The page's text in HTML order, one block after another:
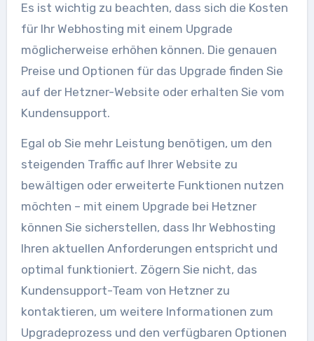
Es ist wichtig zu beachten, dass sich die Kosten
für Ihr Webhosting mit einem Upgrade
möglicherweise erhöhen können. Die genauen
Preise und Optionen für das Upgrade finden Sie
auf der Hetzner-Website oder erhalten Sie vom
Kundensupport.
Egal ob Sie mehr Leistung benötigen, um den
steigenden Traffic auf Ihrer Website zu
bewältigen oder erweiterte Funktionen nutzen
möchten – mit einem Upgrade bei Hetzner
können Sie sicherstellen, dass Ihr Webhosting
Ihren aktuellen Anforderungen entspricht und
optimal funktioniert. Zögern Sie nicht, das
Kundensupport-Team von Hetzner zu
kontaktieren, um weitere Informationen zum
Upgradeprozess und den verfügbaren Optionen